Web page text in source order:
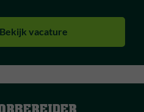
Bekijk vacature